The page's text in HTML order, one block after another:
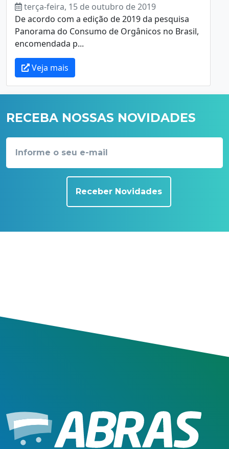
terça-feira, 15 de outubro de 2019
De acordo com a edição de 2019 da pesquisa
Panorama do Consumo de Orgânicos no Brasil,
encomendada p...
Veja mais
RECEBA NOSSAS NOVIDADES
Receber Novidades